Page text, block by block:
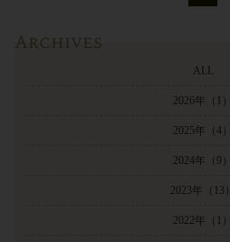
Archives
ALL
2026年 （1）
2025年 （4）
2024年 （9）
2023年 （13）
2022年 （1）